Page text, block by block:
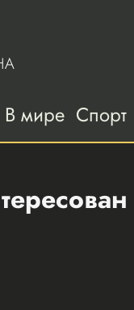
В мире Спорт